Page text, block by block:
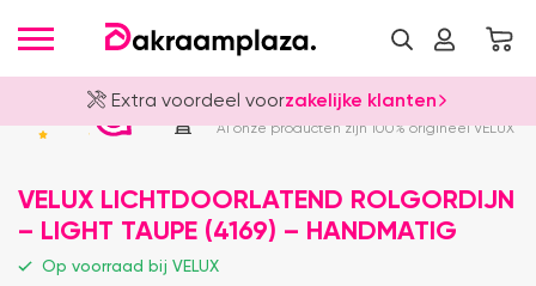
Extra voordeel voorzakelijke klanten
Officieel VELUX Dealer
Al onze producten zijn 100% origineel VELUX
VELUX LICHTDOORLATEND ROLGORDIJN
– LIGHT TAUPE (4169) – HANDMATIG
Op voorraad bij VELUX